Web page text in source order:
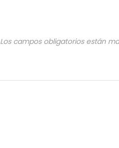
Los campos obligatorios están